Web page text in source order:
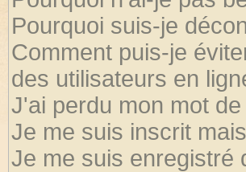
Pourquoi suis-je
Comment puis-je
des utilisateurs en
J'ai perdu mon mot
Je me suis inscrit
Je me suis enregistré